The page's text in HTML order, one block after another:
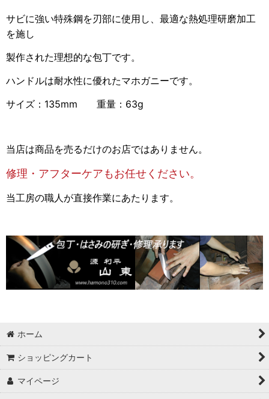
サビに強い特殊鋼を刃部に使用し、最適な熱処理研磨加工
を施し
製作された理想的な包丁です。
ハンドルは耐水性に優れたマホガニーです。
サイズ：135mm 重量：63g
当店は商品を売るだけのお店ではありません。
修理・アフターケアもお任せください。
当工房の職人が直接作業にあたります。
ホーム
ショッピングカート
マイページ